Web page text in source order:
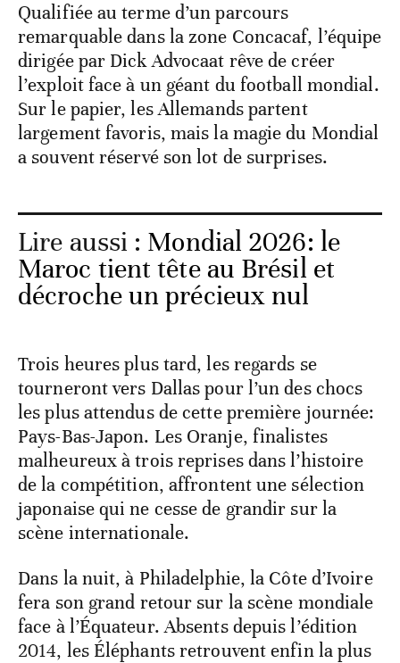
Qualifiée au terme d’un parcours
remarquable dans la zone Concacaf, l’équipe
dirigée par Dick Advocaat rêve de créer
l’exploit face à un géant du football mondial.
Sur le papier, les Allemands partent
largement favoris, mais la magie du Mondial
a souvent réservé son lot de surprises.
Lire aussi : Mondial 2026: le
Maroc tient tête au Brésil et
décroche un précieux nul
Trois heures plus tard, les regards se
tourneront vers Dallas pour l’un des chocs
les plus attendus de cette première journée:
Pays-Bas-Japon. Les Oranje, finalistes
malheureux à trois reprises dans l’histoire
de la compétition, affrontent une sélection
japonaise qui ne cesse de grandir sur la
scène internationale.
Dans la nuit, à Philadelphie, la Côte d’Ivoire
fera son grand retour sur la scène mondiale
face à l’Équateur. Absents depuis l’édition
2014, les Éléphants retrouvent enfin la plus